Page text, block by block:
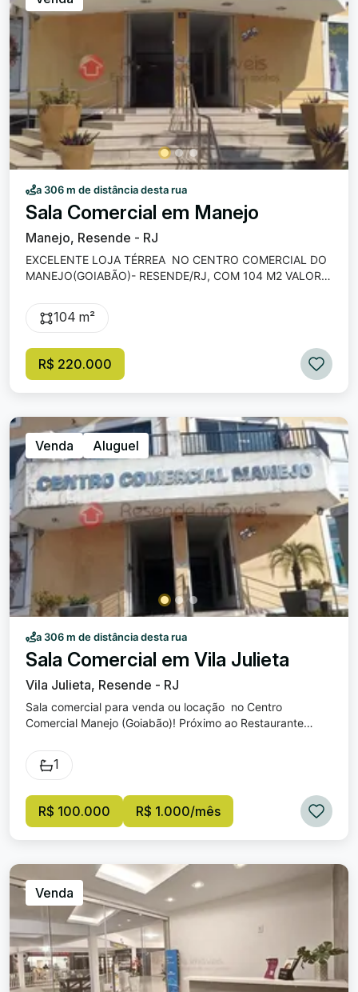
a 306 m de distância desta rua
Sala Comercial em Manejo
Manejo, Resende - RJ
EXCELENTE LOJA TÉRREA NO CENTRO COMERCIAL DO
MANEJO(GOIABÃO)- RESENDE/RJ, COM 104 M2 VALOR
104 m²
R$ 220.000
Venda Aluguel
a 306 m de distância desta rua
Sala Comercial em Vila Julieta
Vila Julieta, Resende - RJ
Sala comercial para venda ou locação no Centro
Comercial Manejo (Goiabão)! Próximo ao Restaurante
#54m²; VENDA: R$ 100.000,00 LOCAÇÃO: R$ 1.000,00
Condomínio: R$ 550,00 (VALOR APROXIMADO) OFERTA
1
R$ 100.000 R$ 1.000/mês
Venda